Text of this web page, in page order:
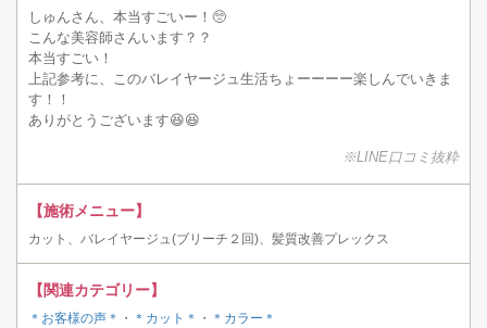
しゅんさん、本当すごいー！🥺
こんな美容師さんいます？？
本当すごい！
上記参考に、このバレイヤージュ生活ちょーーーー楽しんでいきま
す！！
ありがとうございます😆😆
※LINE口コミ抜粋
【施術メニュー】
カット、バレイヤージュ(ブリーチ２回)、髪質改善プレックス
【関連カテゴリー】
＊お客様の声＊ ・ ＊カット＊ ・ ＊カラー＊